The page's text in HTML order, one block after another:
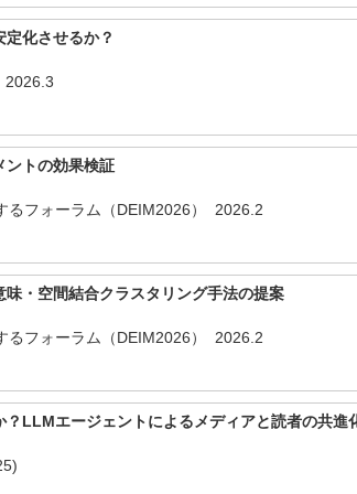
化させるか？
2026.3
ントの効果検証
るフォーラム（DEIM2026） 2026.2
・空間結合クラスタリング手法の提案
るフォーラム（DEIM2026） 2026.2
LLMエージェントによるメディアと読者の共進